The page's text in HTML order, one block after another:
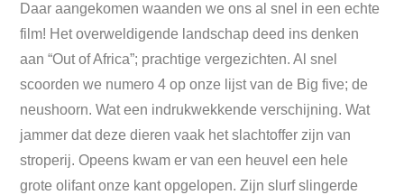
Daar aangekomen waanden we ons al snel in een echte
film! Het overweldigende landschap deed ins denken
aan “Out of Africa”; prachtige vergezichten. Al snel
scoorden we numero 4 op onze lijst van de Big five; de
neushoorn. Wat een indrukwekkende verschijning. Wat
jammer dat deze dieren vaak het slachtoffer zijn van
stroperij. Opeens kwam er van een heuvel een hele
grote olifant onze kant opgelopen. Zijn slurf slingerde